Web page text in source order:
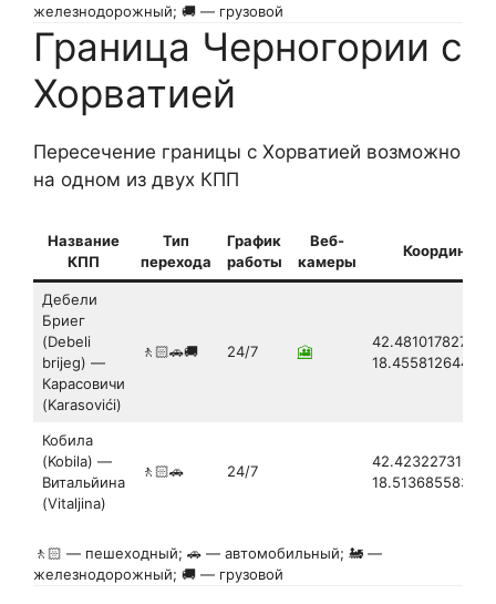
железнодорожный; 🚚 — грузовой
Граница Черногории с
Хорватией
Пересечение границы с Хорватией возможно
на одном из двух КПП
Название
КПП
Тип
перехода
График
работы
Веб-
камеры
Координаты
Дебели
Бриег
(Debeli
brijeg) —
Карасовичи
(Karasovići)
🚶🏻🚗🚚 24/7 🎦
Кобила
(Kobila) —
Витальйина
(Vitaljina)
🚶🏻🚗 24/7
🚶🏻 — пешеходный; 🚗 — автомобильный; 🚂 —
железнодорожный; 🚚 — грузовой